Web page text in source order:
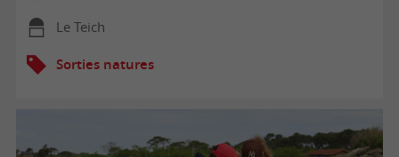
Le Teich
Sorties natures